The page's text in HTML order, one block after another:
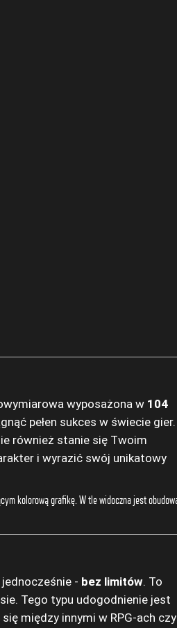
wyposażona w 104
pełen sukces w świecie gier.
również stanie się Twoim
i wyrazić swój unikatowy
- bez limitów. To
Tego typu udogodnienie jest
między innymi w RPG-ach czy